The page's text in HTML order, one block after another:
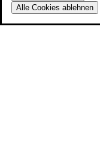
Alle Cookies ablehnen